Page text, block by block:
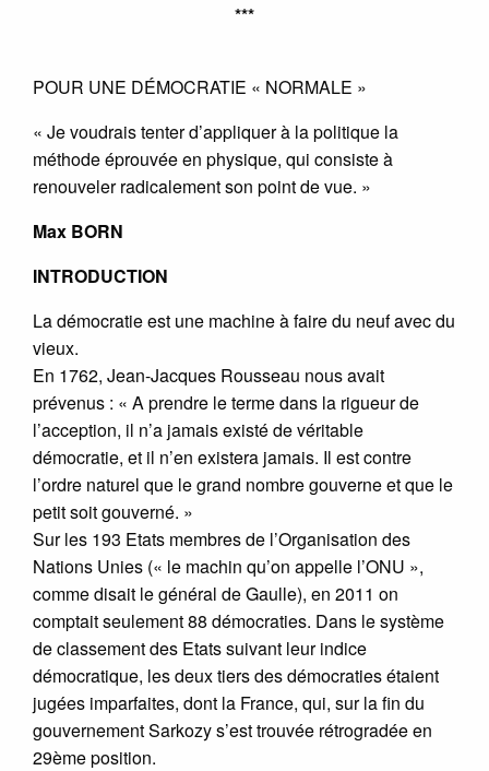
***
POUR UNE DÉMOCRATIE « NORMALE »
« Je voudrais tenter d’appliquer à la politique la
méthode éprouvée en physique, qui consiste à
renouveler radicalement son point de vue. »
Max BORN
INTRODUCTION
La démocratie est une machine à faire du neuf avec du
vieux.
En 1762, Jean-Jacques Rousseau nous avait
prévenus : « A prendre le terme dans la rigueur de
l’acception, il n’a jamais existé de véritable
démocratie, et il n’en existera jamais. Il est contre
l’ordre naturel que le grand nombre gouverne et que le
petit soit gouverné. »
Sur les 193 Etats membres de l’Organisation des
Nations Unies (« le machin qu’on appelle l’ONU »,
comme disait le général de Gaulle), en 2011 on
comptait seulement 88 démocraties. Dans le système
de classement des Etats suivant leur indice
démocratique, les deux tiers des démocraties étaient
jugées imparfaites, dont la France, qui, sur la fin du
gouvernement Sarkozy s’est trouvée rétrogradée en
29ème position.